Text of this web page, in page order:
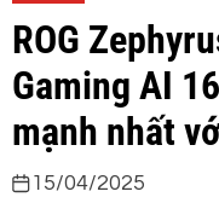
ROG
Gaming AI
mạnh nhất
chính thức ra
15/04/2025